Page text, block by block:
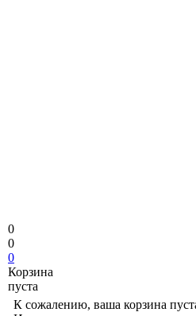
0
0
0
Корзина
пуста
К сожалению, ваша корзина